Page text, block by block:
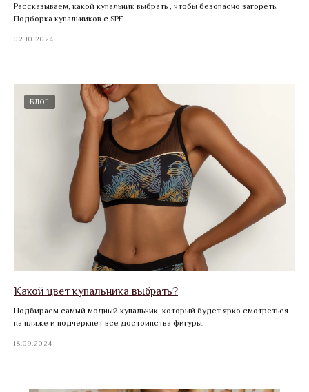
Рассказываем, какой купальник выбрать , чтобы безопасно загореть.
Подборка купальников с SPF
02.10.2024
БЛОГ
Какой цвет купальника выбрать?
Подбираем самый модный купальник, который будет ярко смотреться
на пляже и подчеркнет все достоинства фигуры.
18.09.2024